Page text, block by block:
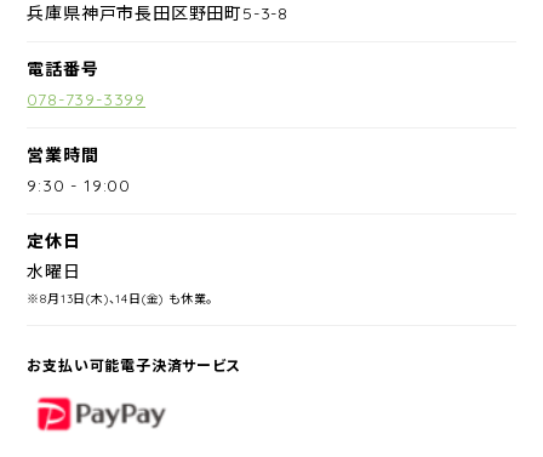
兵庫県神戸市長田区野田町5-3-8
電話番号
078-739-3399
営業時間
9:30 -19:00
定休日
水曜日
※8月13日(木)、14日(金) も休業。
お支払い可能電子決済サービス
PayPay